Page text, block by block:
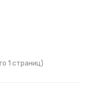
1 страниц)